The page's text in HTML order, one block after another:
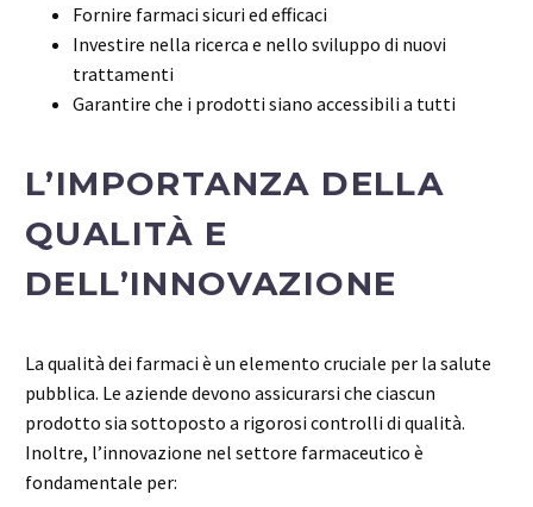
Fornire farmaci sicuri ed efficaci
Investire nella ricerca e nello sviluppo di nuovi
trattamenti
Garantire che i prodotti siano accessibili a tutti
L’IMPORTANZA DELLA
QUALITÀ E
DELL’INNOVAZIONE
La qualità dei farmaci è un elemento cruciale per la salute
pubblica. Le aziende devono assicurarsi che ciascun
prodotto sia sottoposto a rigorosi controlli di qualità.
Inoltre, l’innovazione nel settore farmaceutico è
fondamentale per: